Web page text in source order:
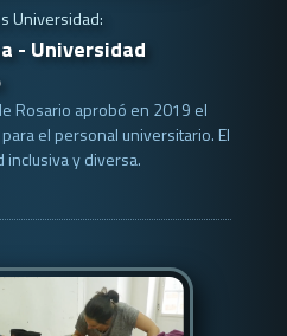
Universidad:
- Universidad
Rosario aprobó en 2019 el
el personal universitario. El
y diversa.